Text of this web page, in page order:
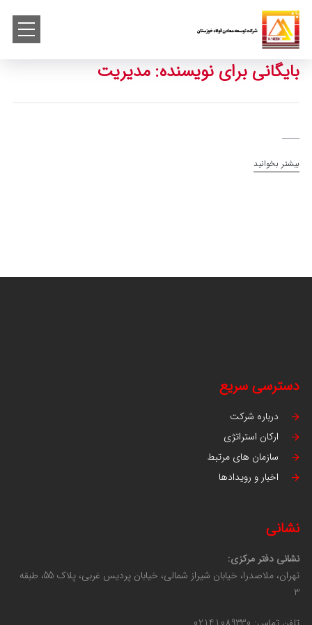
بایگانی برای نویسنده: مدیریت
بیشتر بخوانید
دسترسی سریع
درباره شرکت
ارکان استراتژی
سازمان های مرتبط
اخبار و رویدادها
نشانی
نشانی دفتر مرکزی:
تهران، ملاصدرا، خیابان شیراز شمالی، خیابان پردیس غربی، پلاک 55، طبقه
3